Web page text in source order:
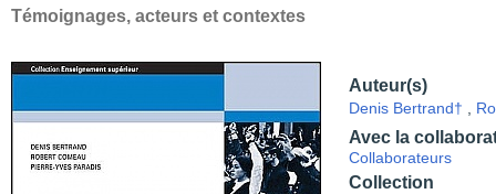
Témoignages, acteurs et contextes
Auteur(s)
Denis Bertrand†
Avec la
Collaborateurs
Collection